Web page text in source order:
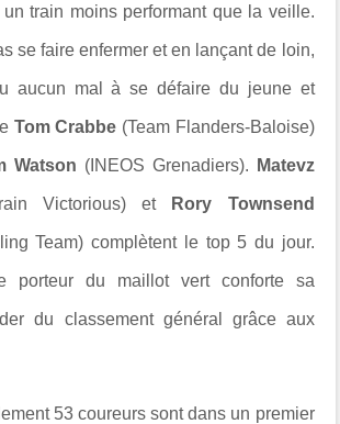
train moins performant que la veille.
se faire enfermer et en lançant de loin,
aucun mal à se défaire du jeune et
Tom Crabbe (Team Flanders-Baloise)
Watson (INEOS Grenadiers). Matevz
Victorious) et Rory Townsend
Team) complètent le top 5 du jour.
porteur du maillot vert conforte sa
du classement général grâce aux
53 coureurs sont dans un premier